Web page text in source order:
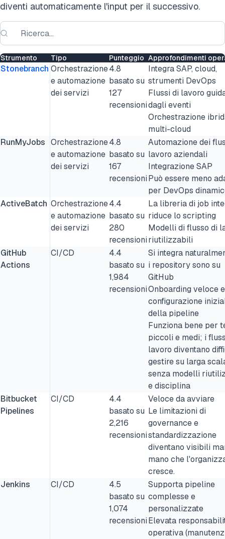
diventi automaticamente l'input per il successivo.
Strumento Tipo Punteggio Approfondimenti
Stonebranch Orchestrazione
e automazione
dei servizi
4.8
basato su
127
recensioni
Integra SAP, cloud,
strumenti DevOps
Flussi di lavoro
dagli eventi
Orchestrazione
multi-cloud
RunMyJobs Orchestrazione
e automazione
dei servizi
4.8
basato su
167
recensioni
Automazione dei
lavoro aziendali
Integrazione SAP
Può essere meno
per DevOps
ActiveBatch Orchestrazione
e automazione
dei servizi
4.4
basato su
280
recensioni
La libreria di job
riduce lo scripting
Modelli di flusso di
riutilizzabili
GitHub
Actions
CI/CD
4.4
basato su
1,984
recensioni
Si integra
i repository sono su
GitHub
Onboarding veloce e
configurazione
della pipeline
Funziona bene per
piccoli e medi; i
lavoro diventano
gestire su larga
senza modelli
e disciplina
Bitbucket
Pipelines
CI/CD
4.4
basato su
2,216
recensioni
Veloce da avviare
Le limitazioni di
governance e
standardizzazione
diventano visibili
mano che
cresce.
Jenkins
CI/CD
4.5
basato su
1,074
recensioni
Supporta pipeline
complesse e
personalizzate
Elevata
operativa